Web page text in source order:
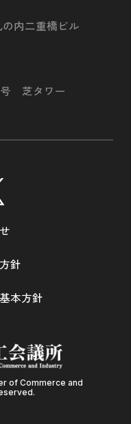
内二重橋ビル
号 芝タワー
of Commerce and
針
本方針